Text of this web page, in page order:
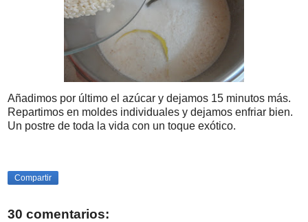
Añadimos por último el azúcar y dejamos 15 minutos más.
Repartimos en moldes individuales y dejamos enfriar bien.
Un postre de toda la vida con un toque exótico.
Compartir
30 comentarios: